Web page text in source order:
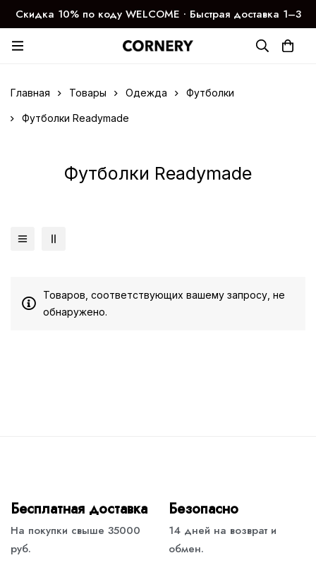
Скидка 10% по коду WELCOME ∙ Быстрая доставка 1–3
дня
Главная Товары Одежда Футболки
Футболки Readymade
Футболки Readymade
Товаров, соответствующих вашему запросу, не
обнаружено.
Бесплатная доставка
На покупки свыше 35000
руб.
Безопасно
14 дней на возврат и
обмен.